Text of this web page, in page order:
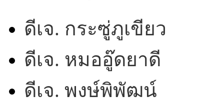
ดีเจ. กระซู่ภูเขียว
ดีเจ. หมออู๊ดยาดี
ดีเจ. พงษ์พิพัฒน์